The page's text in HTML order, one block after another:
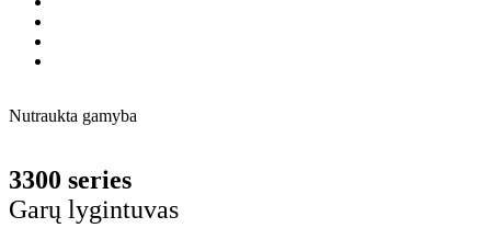
Nutraukta gamyba
3300 series
Garų lygintuvas